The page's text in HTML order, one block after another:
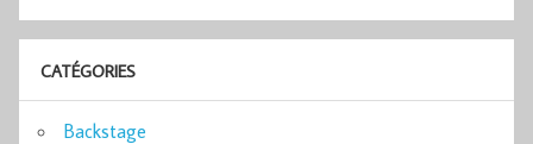
CATÉGORIES
Backstage